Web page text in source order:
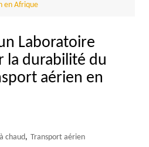
en Afrique
Laboratoire
la durabilité du
aérien en
chaud, Transport aérien